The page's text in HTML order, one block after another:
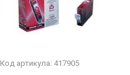
Код артикула: 417905